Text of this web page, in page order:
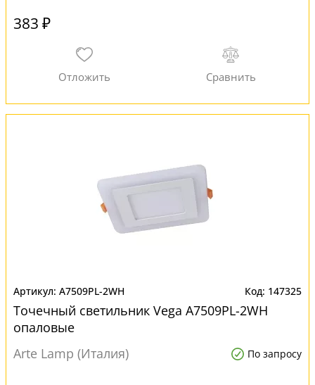
383 ₽
A7509PL-2WH 147325
Точечный светильник Vega A7509PL-2WH
опаловые
Arte Lamp (Италия)
По запросу